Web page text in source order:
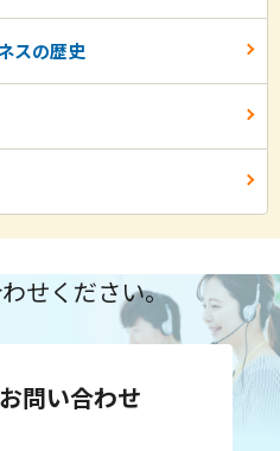
スの歴史
せください。
問い合わせ